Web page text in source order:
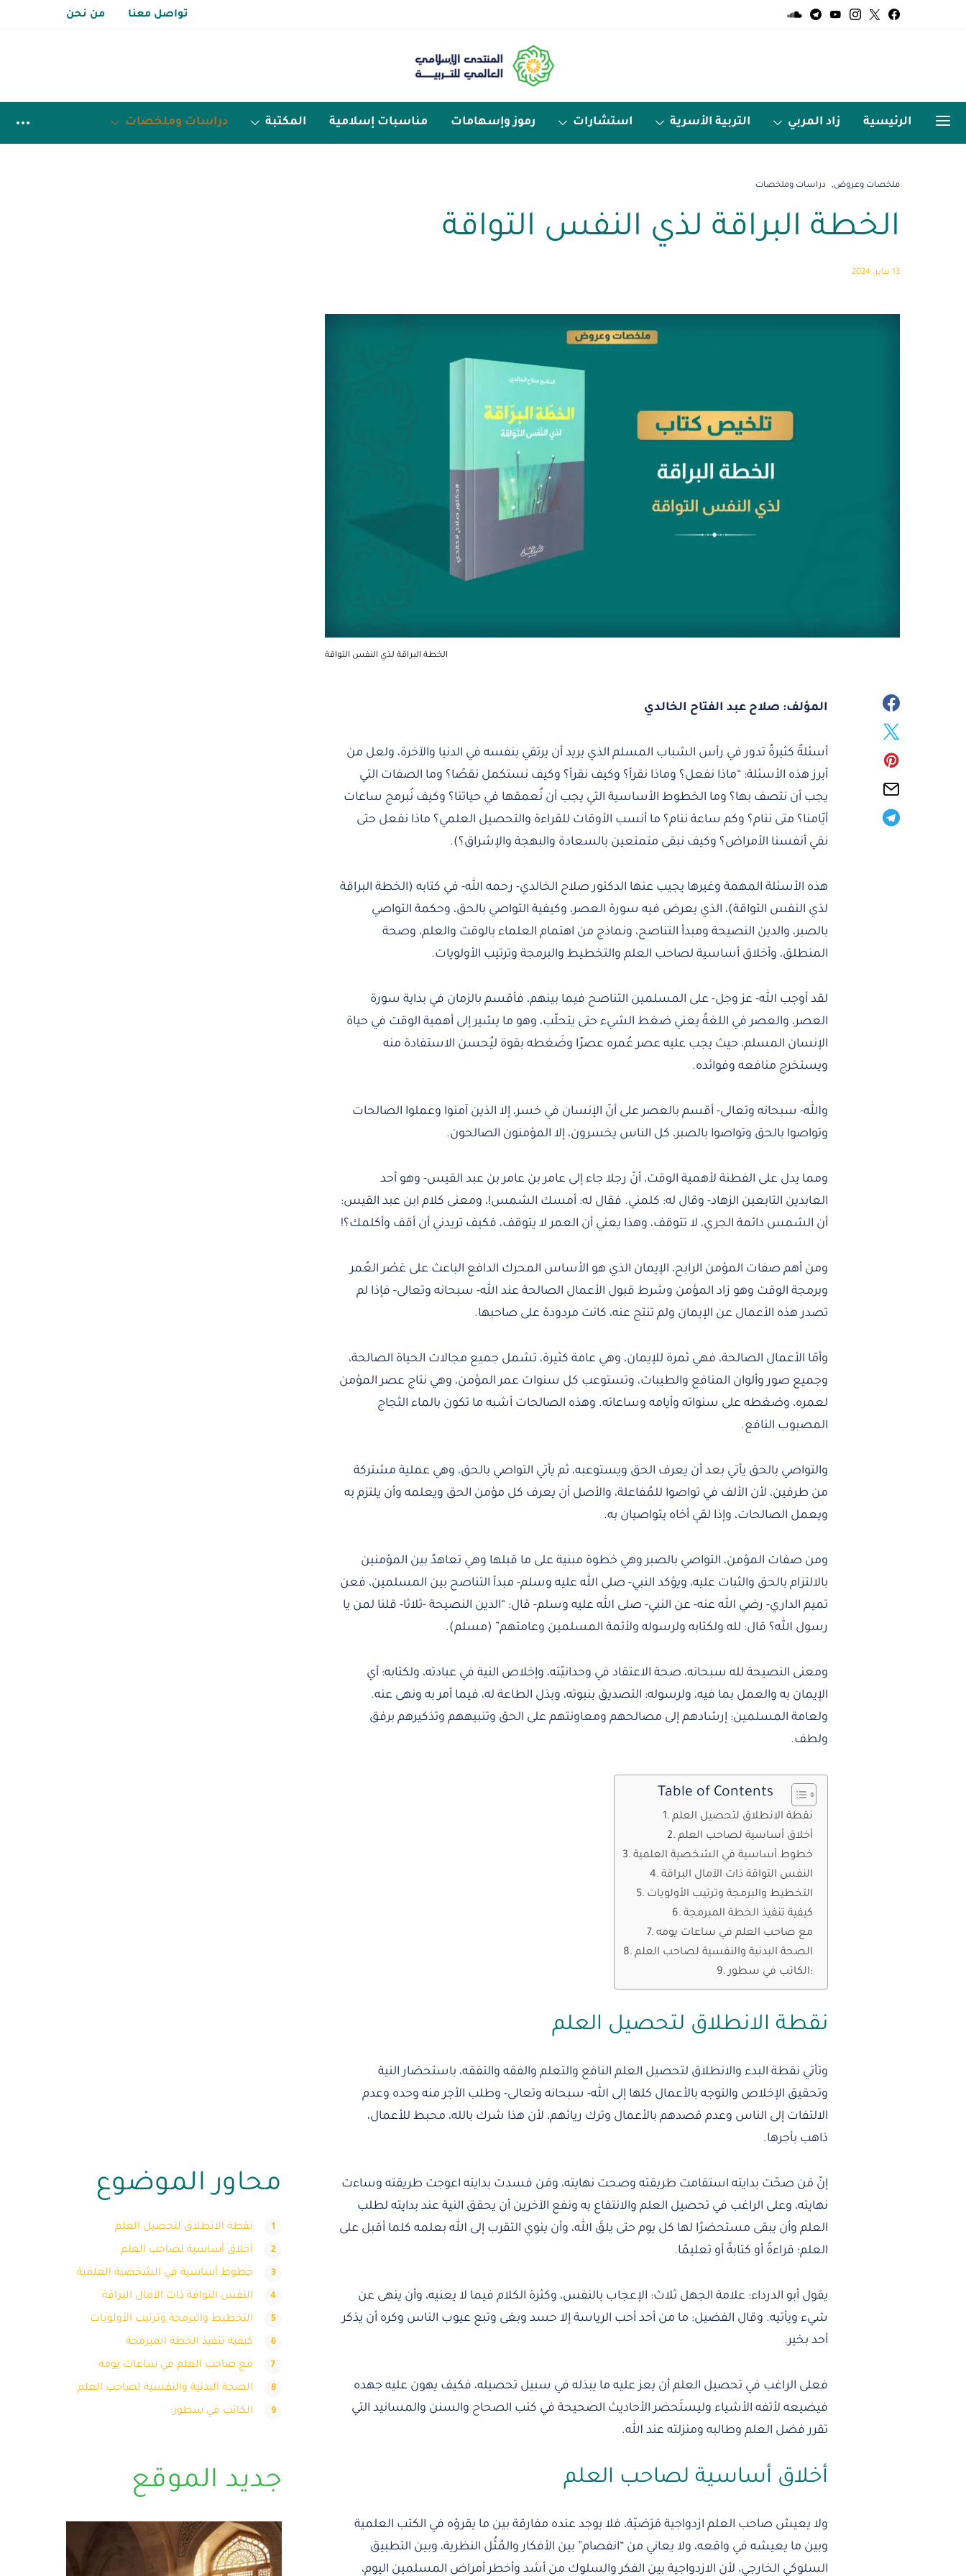
تواصل معنا من نحن
الرئيسية زاد المربي التربية الأسرية استشارات رموز وإسهامات مناسبات إسلامية المكتبة دراسات وملخصات
ملخصات وعروض دراسات وملخصات
الخطة البراقة لذي النفس التواقة
13 يناير، 2024
الخطة البراقة لذي النفس التواقة
المؤلف: صلاح عبد الفتاح الخالدي
أسئلةٌ كثيرةٌ تدور في رأس الشباب المسلم الذي يريد أن يرتقي بنفسه في الدنيا والآخرة، ولعل من
أبرز هذه الأسئلة: “ماذا نفعل؟ وماذا نقرأ؟ وكيف نقرأ؟ وكيف نستكمل نقصًا؟ وما الصفات التي
يجب أن نتصف بها؟ وما الخطوط الأساسية التي يجب أن نُعمقها في حياتنا؟ وكيف نُبرمج ساعات
أيّامنا؟ متى ننام؟ وكم ساعة ننام؟ ما أنسب الأوقات للقراءة والتحصيل العلمي؟ ماذا نفعل حتى
نقي أنفسنا الأمراض؟ وكيف نبقى متمتعين بالسعادة والبهجة والإشراق؟).
هذه الأسئلة المهمة وغيرها يجيب عنها الدكتور صلاح الخالدي- رحمه الله- في كتابه (الخطة البراقة
لذي النفس التواقة)، الذي يعرض فيه سورة العصر، وكيفية التواصي بالحق، وحكمة التواصي
بالصبر، والدين النصيحة ومبدأ التناصح، ونماذج من اهتمام العلماء بالوقت والعلم، وصحة
المنطلق، وأخلاق أساسية لصاحب العلم والتخطيط والبرمجة وترتيب الأولويات.
لقد أوجب الله- عز وجل- على المسلمين التناصح فيما بينهم، فأقسم بالزمان في بداية سورة
العصر، والعصر في اللغةً يعني ضغط الشيء حتى يتحلّب، وهو ما يشير إلى أهمية الوقت في حياة
الإنسان المسلم، حيث يجب عليه عصر عُمره عصرًا وضَغطه بقوة ليُحسن الاستفادة منه
ويستخرج منافعه وفوائده.
والله- سبحانه وتعالى- أقسم بالعصر على أنّ الإنسان في خسر، إلا الذين آمنوا وعملوا الصالحات
وتواصوا بالحق وتواصوا بالصبر، كل الناس يخسرون، إلا المؤمنون الصالحون.
ومما يدل على الفطنة لأهمية الوقت، أنّ رجلا جاء إلى عامر بن عامر بن عبد القيس- وهو أحد
العابدين التابعين الزهاد- وقال له: كلمني. فقال له: أمسك الشمس!، ومعنى كلام ابن عبد القيس:
أن الشمس دائمة الجري، لا تتوقف، وهذا يعني أن العمر لا يتوقف، فكيف تريدني أن أقف وأكلمك؟!
ومن أهم صفات المؤمن الرابح، الإيمان الذي هو الأساس المحرك الدافع الباعث على عَصْر العُمر
وبرمجة الوقت وهو زاد المؤمن وشرط قبول الأعمال الصالحة عند الله- سبحانه وتعالى- فإذا لم
تصدر هذه الأعمال عن الإيمان ولم تنتج عنه، كانت مردودة على صاحبها.
وأمّا الأعمال الصالحة، فهي ثمرة للإيمان، وهي عامة كثيرة، تشمل جميع مجالات الحياة الصالحة،
وجميع صور وألوان المنافع والطيبات، وتستوعب كل سنوات عمر المؤمن، وهي نتاج عصر المؤمن
لعمره، وضغطه على سنواته وأيامه وساعاته. وهذه الصالحات أشبه ما تكون بالماء الثجاج
المصبوب النافع.
والتواصي بالحق يأتي بعد أن يعرف الحق ويستوعبه، ثم يأتي التواصي بالحق، وهي عملية مشتركة
من طرفين، لأن الألف في تواصوا للمُفاعلة، والأصل أن يعرف كل مؤمن الحق ويعلمه وأن يلتزم به
ويعمل الصالحات، وإذا لقي أخاه يتواصيان به.
ومن صفات المؤمن، التواصي بالصبر وهي خطوة مبنية على ما قبلها وهي تعاهدٌ بين المؤمنين
بالالتزام بالحق والثبات عليه، ويؤكد النبي- صلى الله عليه وسلم- مبدأ التناصح بين المسلمين، فعن
تميم الداري- رضي الله عنه- عن النبي- صلى الله عليه وسلم- قال: “الدين النصيحة -ثلاثا- قلنا لمن يا
رسول الله؟ قال: لله ولكتابه ولرسوله ولأئمة المسلمين وعامتهم” (مسلم).
ومعنى النصيحة لله سبحانه، صحة الاعتقاد في وحدانيّته، وإخلاص النية في عبادته، ولكتابه: أي
الإيمان به والعمل بما فيه، ولرسوله: التصديق بنبوته، وبذل الطاعة له، فيما أمر به ونهى عنه.
ولعامة المسلمين: إرشادهم إلى مصالحهم ومعاونتهم على الحق وتنبيههم وتذكيرهم برفق
ولطف.
Table of Contents
نقطة الانطلاق لتحصيل العلم
أخلاق أساسية لصاحب العلم
خطوط أساسية في الشخصية العلمية
النفس التواقة ذات الآمال البراقة
التخطيط والبرمجة وترتيب الأولويات
كيفية تنفيذ الخطة المبرمجة
مع صاحب العلم في ساعات يومه
الصحة البدنية والنفسية لصاحب العلم
الكاتب في سطور:
نقطة الانطلاق لتحصيل العلم
وتأتي نقطة البدء والانطلاق لتحصيل العلم النافع والتعلم والفقه والتفقه، باستحضار النية
وتحقيق الإخلاص والتوجه بالأعمال كلها إلى الله- سبحانه وتعالى- وطلب الأجر منه وحده وعدم
الالتفات إلى الناس وعدم قصدهم بالأعمال وترك ريائهم، لأن هذا شرك بالله، محبط للأعمال،
ذاهب بأجرها.
إنّ مَن صحّت بدايته استقامت طريقته وصحت نهايته، ومَن فسدت بدايته اعوجت طريقته وساءت
نهايته، وعلى الراغب في تحصيل العلم والانتفاع به ونفع الآخرين أن يحقق النية عند بدايته لطلب
العلم وأن يبقى مستحضرًا لها كل يوم حتى يلقَ الله، وأن ينوي التقرب إلى الله بعلمه كلما أقبل على
العلم؛ قراءةً أو كتابةً أو تعليمًا.
يقول أبو الدرداء: علامة الجهل ثلاث: الإعجاب بالنفس، وكثرة الكلام فيما لا يعنيه، وأن ينهى عن
شيء ويأتيه. وقال الفضيل: ما من أحد أحب الرياسة إلا حسد وبغى وتبع عيوب الناس وكره أن يذكر
أحد بخير.
فعلى الراغب في تحصيل العلم أن يعز عليه ما يبذله في سبيل تحصيله، فكيف يهون عليه جهده
فيضيعه لأتفه الأشياء وليستَحضر الأحاديث الصحيحة في كتب الصحاح والسنن والمسانيد التي
تقرر فضل العلم وطالبه ومنزلته عند الله.
أخلاق أساسية لصاحب العلم
ولا يعيش صاحب العلم ازدواجية مَرَضيّة، فلا يوجد عنده مفارقة بين ما يقرؤه في الكتب العلمية
وبين ما يعيشه في واقعه، ولا يعاني من “انفصام” بين الأفكار والمُثُل النظرية، وبين التطبيق
السلوكي الخارجي، لأن الازدواجية بين الفكر والسلوك من أشد وأخطر أمراض المسلمين اليوم،
محاور الموضوع
نقطة الانطلاق لتحصيل العلم
أخلاق أساسية لصاحب العلم
خطوط أساسية في الشخصية العلمية
النفس التواقة ذات الآمال البراقة
التخطيط والبرمجة وترتيب الأولويات
كيفية تنفيذ الخطة المبرمجة
مع صاحب العلم في ساعات يومه
الصحة البدنية والنفسية لصاحب العلم
الكاتب في سطور:
جديد الموقع